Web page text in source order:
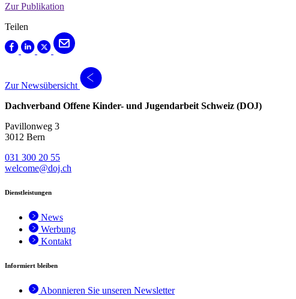
Zur Publikation
Teilen
Zur Newsübersicht
Dachverband Offene Kinder- und Jugendarbeit Schweiz (DOJ)
Pavillonweg 3
3012 Bern
031 300 20 55
welcome@doj.ch
Dienstleistungen
News
Werbung
Kontakt
Informiert bleiben
Abonnieren Sie unseren Newsletter